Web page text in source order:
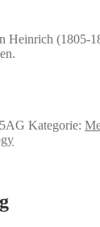
Heinrich (1805-
Kategorie: